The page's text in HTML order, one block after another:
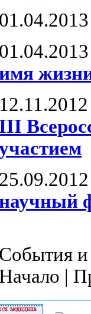
01.04.2013
01.04.2013
12.11.2012
III
25.09.2012
События и
Начало |